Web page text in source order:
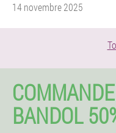
14 novembre 2025
BANDOL